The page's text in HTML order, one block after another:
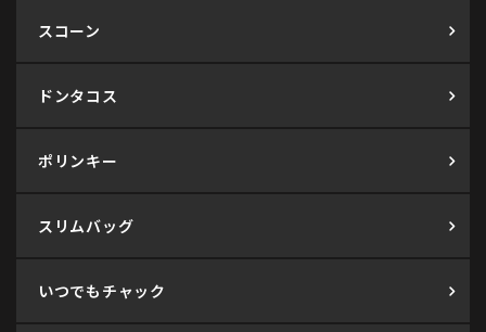
スコーン
ドンタコス
ポリンキー
スリムバッグ
いつでもチャック